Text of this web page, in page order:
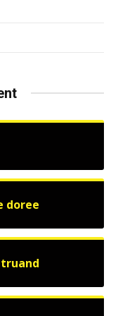
doree
truand